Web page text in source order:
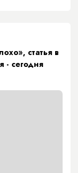
статья в
- сегодня